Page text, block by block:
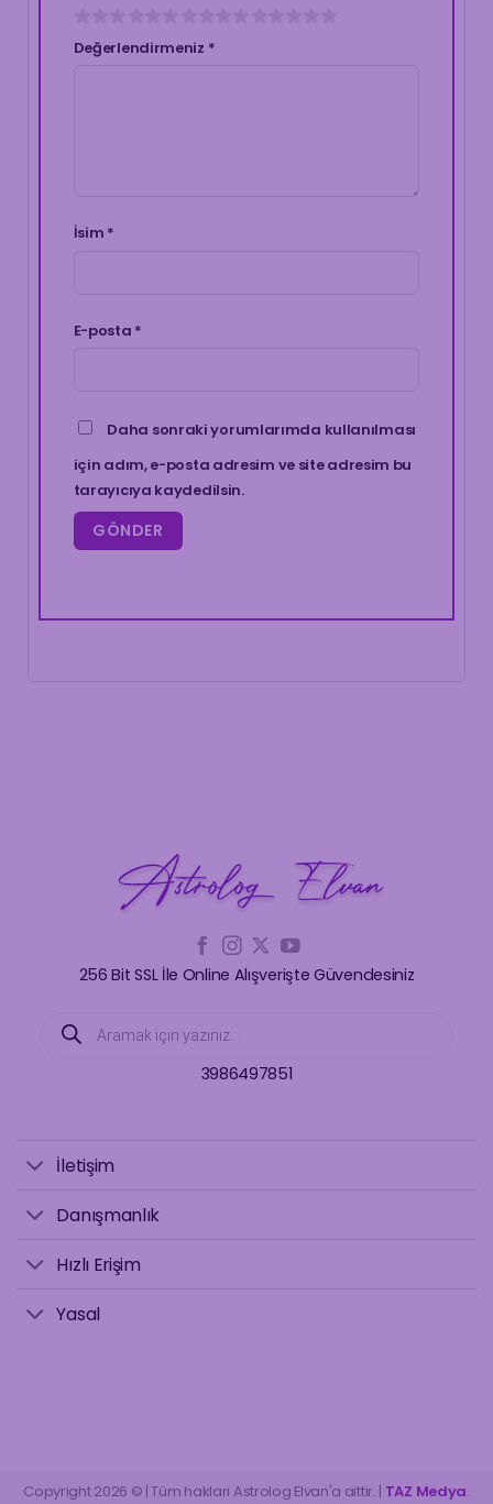
Değerlendirmeniz *
İsim *
E-posta *
Daha sonraki yorumlarımda kullanılması
için adım, e-posta adresim ve site adresim bu
tarayıcıya kaydedilsin.
256 Bit SSL İle Online Alışverişte Güvendesiniz
search
3986497851
İletişim
Danışmanlık
Hızlı Erişim
Yasal
Copyright 2026 © | Tüm hakları Astrolog Elvan'a aittir. | TAZ Medya.